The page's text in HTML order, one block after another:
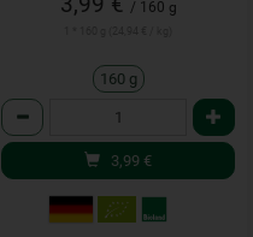
/ 160 g
160 g
Anzahl
3,99 €